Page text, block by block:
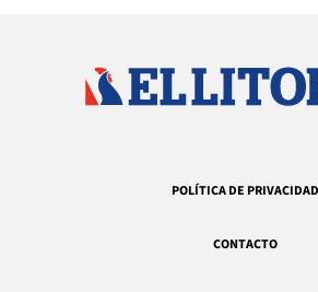
POLÍTICA DE PRIVACIDAD
CONTACTO